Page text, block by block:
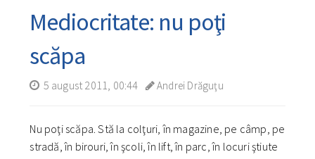
Mediocritate: nu poţi
scăpa
5 august 2011, 00:44 Andrei Drăguţu
Nu poţi scăpa. Stă la colţuri, în magazine, pe câmp, pe
stradă, în birouri, în şcoli, în lift, în parc, în locuri ştiute